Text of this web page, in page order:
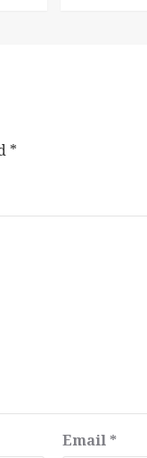
*
Email *